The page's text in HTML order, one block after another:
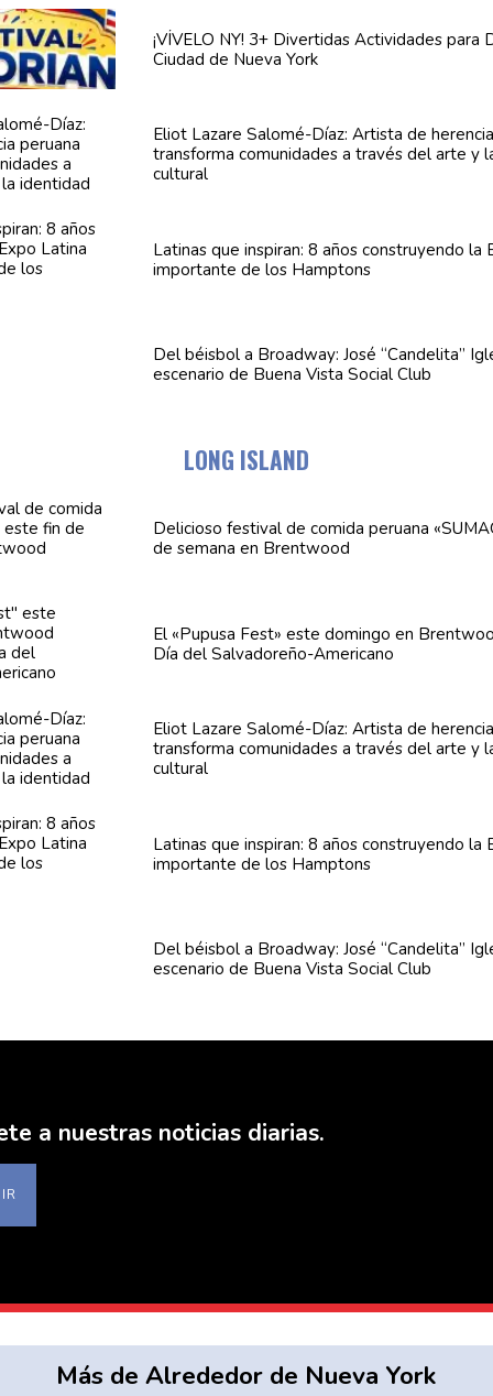
¡VÍVELO NY! 3+ DivertidasActividades para
Ciudad de Nueva York
Eliot LazareSalomé-Díaz: Artista de
transformacomunidades a través del arte y
cultural
Latinas que inspiran: 8 añosconstruyendo la
importante de los Hamptons
Del béisbol a Broadway: José“Candelita”
escenario de Buena Vista Social Club
LONG ISLAND
Delicioso festival de comida peruana
de semana en Brentwood
El «Pupusa Fest» este domingo en
Día delSalvadoreño-Americano
Eliot LazareSalomé-Díaz: Artista de
transformacomunidades a través del arte y
cultural
Latinas que inspiran: 8 añosconstruyendo la
importante de los Hamptons
Del béisbol a Broadway: José“Candelita”
escenario de Buena Vista Social Club
a nuestras noticias diarias.
Más de Alrededor de Nueva York